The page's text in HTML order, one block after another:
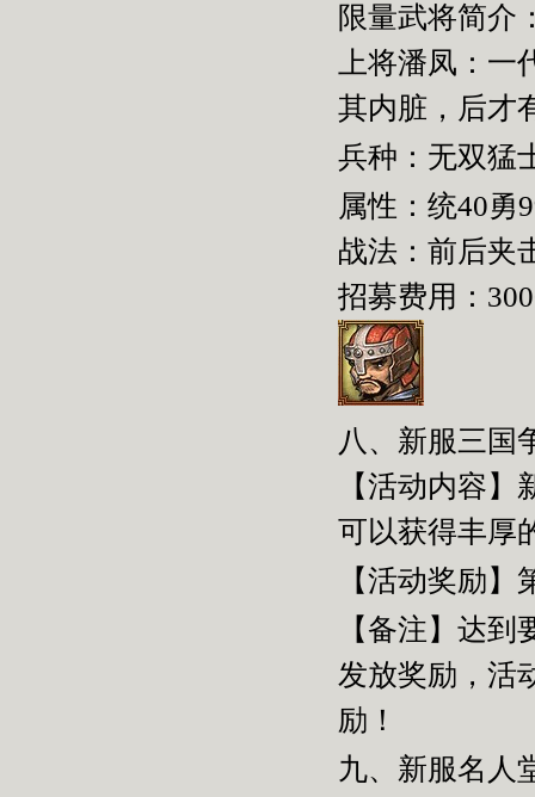
限量武将简介
上将潘凤：
其内脏，后才
兵种：无双猛
属性：统40勇
战法：前后夹
招募费用：
八、新服三国
【活动内容
可以获得丰厚
【活动奖励
【备注】达
发放奖励，活
励！
九、新服名人